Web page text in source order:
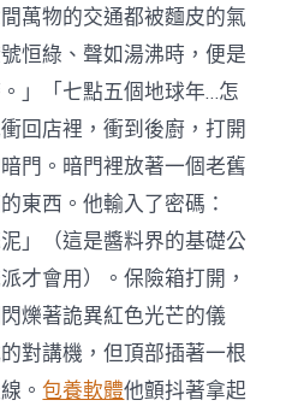
萬物的交通都被麵皮的氣
恒綠、聲如湯沸時，便是
」「七點五個地球年…怎
回店裡，衝到後廚，打開
門。暗門裡放著一個老舊
東西。他輸入了密碼：
」（這是醬料界的基礎公
才會用）。保險箱打開，
爍著詭異紅色光芒的儀
對講機，但頂部插著一根
。包養軟體他顫抖著拿起